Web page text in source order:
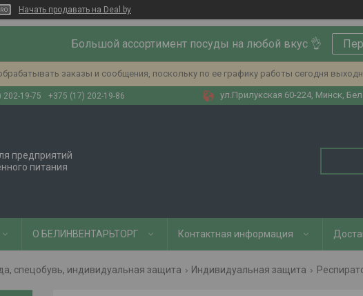
Начать продавать на Deal.by
Большой ассортимент посуды на любой вкус 👌
заказы и сообщения, поскольку по ее графику работы сегодня
202-19-75 +375 (17) 202-19-86 ул.Прилукская 60-224, Минск,
предприятий
питания
О БЕЛИНВЕНТАРЬТОРГ Контактная информация
спецобувь, индивидуальная защита Индивидуальная защита